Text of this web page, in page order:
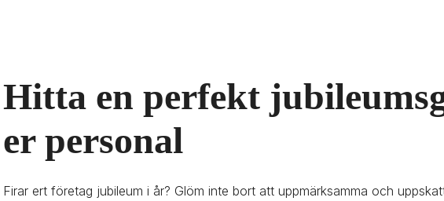
Hitta en perfekt
er personal
Firar ert företag jubileum i år? Glöm inte bort att uppmärksamma och